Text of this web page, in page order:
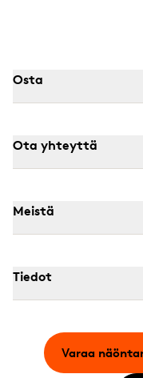
Osta
Ota yhteyttä
Meistä
Tiedot
Varaa